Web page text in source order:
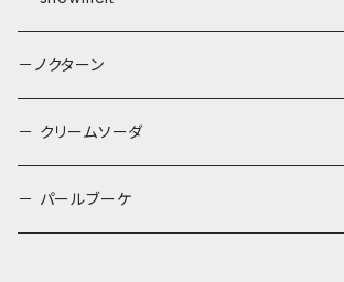
－ノクターン
－ クリームソーダ
－ パールブーケ